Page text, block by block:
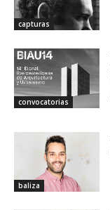
capturas
convocatorias
baliza